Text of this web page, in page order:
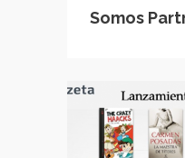
Somos